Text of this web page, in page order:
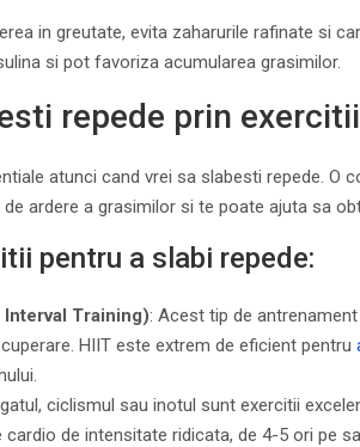
in greutate, evita zaharurile rafinate si
si pot favoriza acumularea grasimilor.
repede prin
atunci cand vrei sa slabesti repede. O
ardere a grasimilor si te poate ajuta sa
pentru a slabi repede:
Training): Acest tip de
HIIT este extrem de eficient pentru
ciclismul sau inotul sunt exercitii
cardio de intensitate ridicata, de 4-5 ori pe